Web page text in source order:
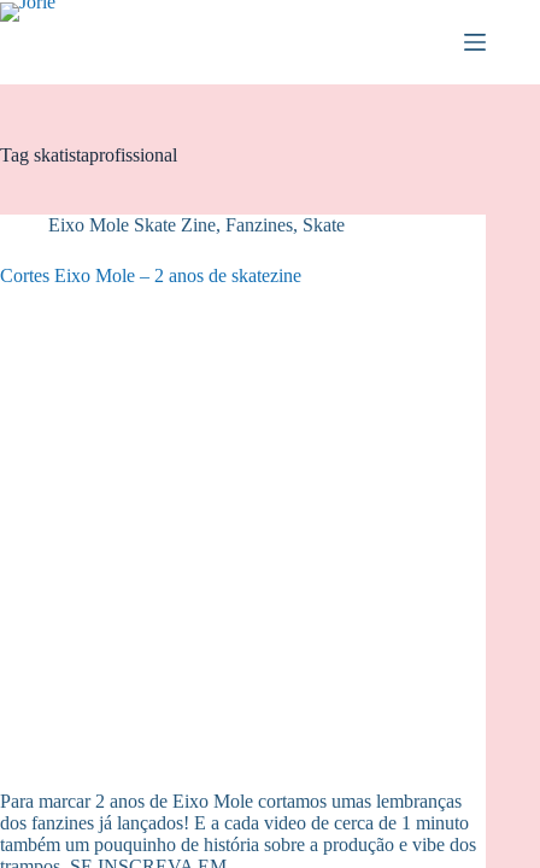
Pular
Tag skatistaprofissional
Eixo Mole Skate Zine, Fanzines, Skate
Cortes Eixo Mole – 2 anos de skatezine
Para marcar 2 anos de Eixo Mole cortamos umas lembranças
dos fanzines já lançados! E a cada video de cerca de 1 minuto
também um pouquinho de história sobre a produção e vibe dos